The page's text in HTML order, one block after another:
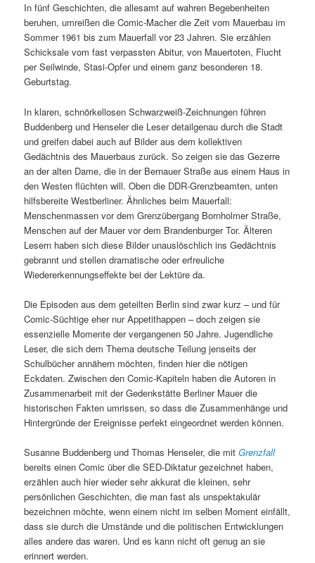
In fünf Geschichten, die allesamt auf wahren Begebenheiten
beruhen, umreißen die Comic-Macher die Zeit vom Mauerbau im
Sommer 1961 bis zum Mauerfall vor 23 Jahren. Sie erzählen
Schicksale vom fast verpassten Abitur, von Mauertoten, Flucht
per Seilwinde, Stasi-Opfer und einem ganz besonderen 18.
Geburtstag.
In klaren, schnörkellosen Schwarzweiß-Zeichnungen führen
Buddenberg und Henseler die Leser detailgenau durch die Stadt
und greifen dabei auch auf Bilder aus dem kollektiven
Gedächtnis des Mauerbaus zurück. So zeigen sie das Gezerre
an der alten Dame, die in der Bernauer Straße aus einem Haus in
den Westen flüchten will. Oben die DDR-Grenzbeamten, unten
hilfsbereite Westberliner. Ähnliches beim Mauerfall:
Menschenmassen vor dem Grenzübergang Bornholmer Straße,
Menschen auf der Mauer vor dem Brandenburger Tor. Älteren
Lesern haben sich diese Bilder unauslöschlich ins Gedächtnis
gebrannt und stellen dramatische oder erfreuliche
Wiedererkennungseffekte bei der Lektüre da.
Die Episoden aus dem geteilten Berlin sind zwar kurz – und für
Comic-Süchtige eher nur Appetithappen – doch zeigen sie
essenzielle Momente der vergangenen 50 Jahre. Jugendliche
Leser, die sich dem Thema deutsche Teilung jenseits der
Schulbücher annähern möchten, finden hier die nötigen
Eckdaten. Zwischen den Comic-Kapiteln haben die Autoren in
Zusammenarbeit mit der Gedenkstätte Berliner Mauer die
historischen Fakten umrissen, so dass die Zusammenhänge und
Hintergründe der Ereignisse perfekt eingeordnet werden können.
Susanne Buddenberg und Thomas Henseler, die mitGrenzfall
bereits einen Comic über die SED-Diktatur gezeichnet haben,
erzählen auch hier wieder sehr akkurat die kleinen, sehr
persönlichen Geschichten, die man fast als unspektakulär
bezeichnen möchte, wenn einem nicht im selben Moment einfällt,
dass sie durch die Umstände und die politischen Entwicklungen
alles andere das waren. Und es kann nicht oft genug an sie
erinnert werden.